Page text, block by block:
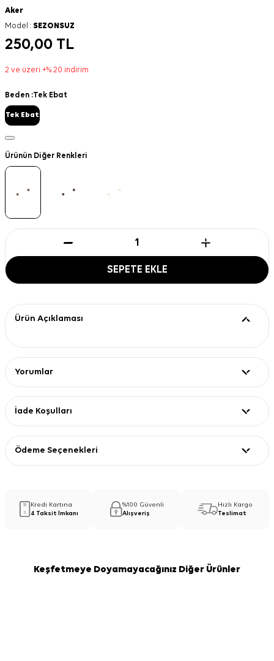
Aker
Model : SEZONSUZ
250,00 TL
2 ve üzeri +% 20 indirim
Beden :Tek Ebat
Tek Ebat
Ürünün Diğer Renkleri
SEPETE EKLE
Ürün Açıklaması
Yorumlar
İade Koşulları
Ödeme Seçenekleri
Kredi Kartına
4 Taksit İmkanı
%100 Güvenli
Alışveriş
Hızlı Kargo
Teslimat
Keşfetmeye Doyamayacağınız Diğer Ürünler